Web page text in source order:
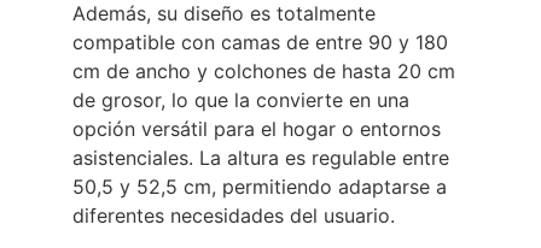
Además, su diseño es totalmente
compatible con camas de entre 90 y 180
cm de ancho y colchones de hasta 20 cm
de grosor, lo que la convierte en una
opción versátil para el hogar o entornos
asistenciales. La altura es regulable entre
50,5 y 52,5 cm, permitiendo adaptarse a
diferentes necesidades del usuario.